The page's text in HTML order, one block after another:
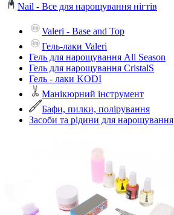
Nail - Все для нарощування нігтів
Valeri - Base and Top
Гель-лаки Valeri
Гель для нарощування All Season
Гель для нарощування CristalS
Гель - лаки KODI
Манікюрний інструмент
Бафи, пилки, полірування
Засоби та рідини для нарощування